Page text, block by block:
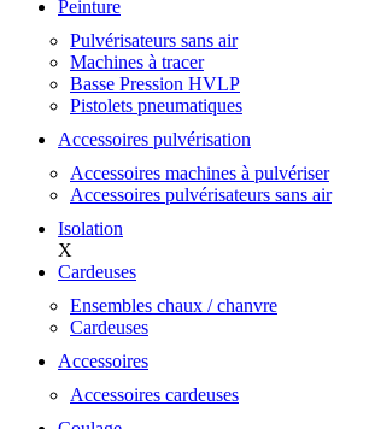
Peinture
Pulvérisateurs sans air
Machines à tracer
Basse Pression HVLP
Pistolets pneumatiques
Accessoires pulvérisation
Accessoires machines à pulvériser
Accessoires pulvérisateurs sans air
Isolation
X
Cardeuses
Ensembles chaux / chanvre
Cardeuses
Accessoires
Accessoires cardeuses